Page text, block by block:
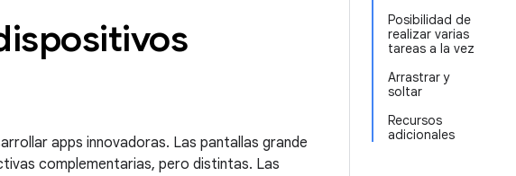
Posibilidad de
realizar varias
tareas a la vez
Arrastrar y
soltar
Recursos
adicionales
apps innovadoras. Las pantallas grande
complementarias, pero distintas. Las